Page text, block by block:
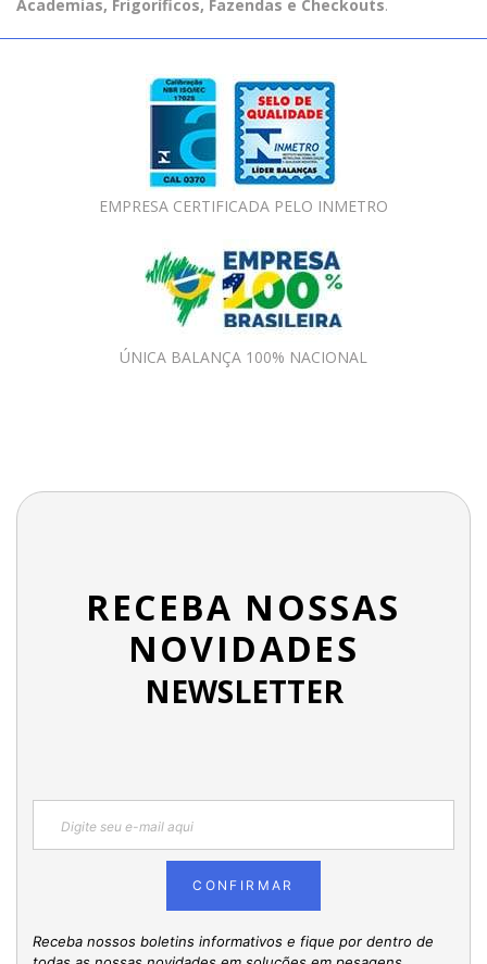
Academias, Frigoríficos, Fazendas e Checkouts.
EMPRESA CERTIFICADA PELO INMETRO
ÚNICA BALANÇA 100% NACIONAL
RECEBA NOSSAS
NOVIDADES
NEWSLETTER
CONFIRMAR
Receba nossos boletins informativos e fique por dentro de